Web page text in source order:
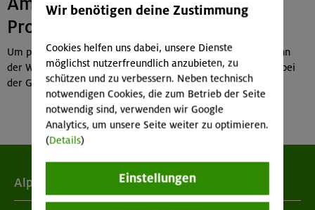
Problem mit Briefwahl!
Um per Briefwahl an der Bundestagswahl teilzunehmen, kann
der Wahlschein persönlich im Amt abgeholt oder schriftlich bei
der Gemeinde des Wohnsitzes beantragt werden.
Alpenverein
Wir benötigen deine Zustimmung
Cookies helfen uns dabei, unsere Dienste
möglichst nutzerfreundlich anzubieten, zu
schützen und zu verbessern. Neben technisch
notwendigen Cookies, die zum Betrieb der Seite
notwendig sind, verwenden wir Google
Analytics, um unsere Seite weiter zu optimieren.
(Details)
Einstellungen